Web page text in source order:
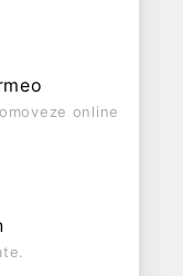
profil. DUZEL
având o
RON și o
operațiunile
activa din
online